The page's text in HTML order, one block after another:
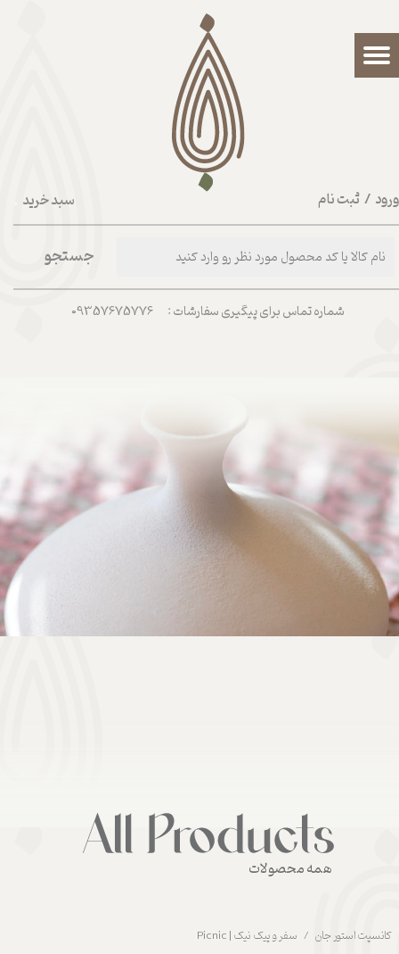
سبد خرید / ثبت نام
حساب کاربری من
تغییر گذر واژه
شماره تماس برای پیگیری سفارشات : 09357675776
جستجو
همه محصولات
کانسپت استور جان سفر و پیک نیک | Picnic